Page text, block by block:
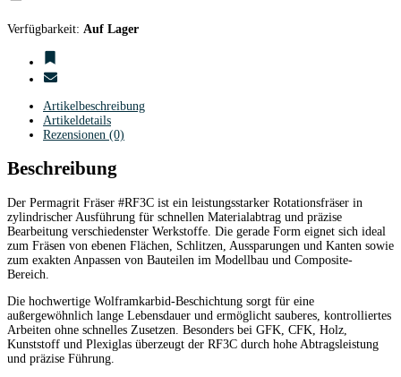
Verfügbarkeit: Auf Lager
Artikelbeschreibung
Artikeldetails
Rezensionen (0)
Beschreibung
Der Permagrit Fräser #RF3C ist ein leistungsstarker Rotationsfräser in
zylindrischer Ausführung für schnellen Materialabtrag und präzise
Bearbeitung verschiedenster Werkstoffe. Die gerade Form eignet sich ideal
zum Fräsen von ebenen Flächen, Schlitzen, Aussparungen und Kanten sowie
zum exakten Anpassen von Bauteilen im Modellbau und Composite-
Bereich.
Die hochwertige Wolframkarbid-Beschichtung sorgt für eine
außergewöhnlich lange Lebensdauer und ermöglicht sauberes, kontrolliertes
Arbeiten ohne schnelles Zusetzen. Besonders bei GFK, CFK, Holz,
Kunststoff und Plexiglas überzeugt der RF3C durch hohe Abtragsleistung
und präzise Führung.